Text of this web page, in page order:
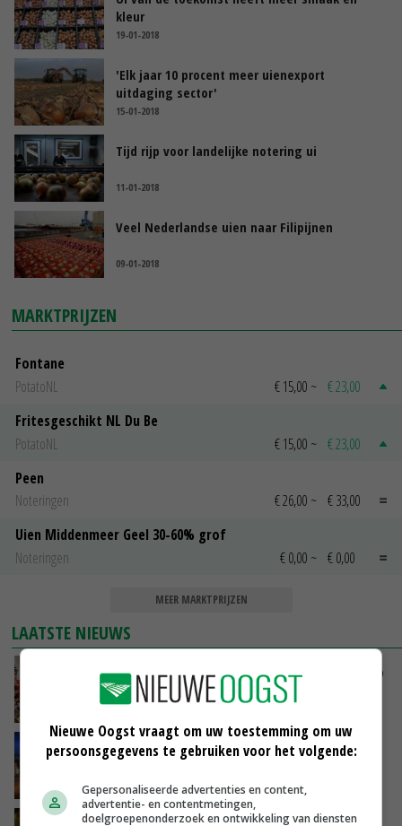
kleur
19-01-2018
'Elk jaar 10 procent meer uienexport
uitdaging sector'
15-01-2018
Tijd rijp voor landelijke notering ui
11-01-2018
Veel Nederlandse uien naar Filipijnen
09-01-2018
MARKTPRIJZEN
Fontane
PotatoNL
€ 15,00 ~ € 23,00
Fritesgeschikt NL Du Be
PotatoNL
€ 15,00 ~ € 23,00
Peen
Noteringen
€ 26,00 ~ € 33,00
Uien Middenmeer Geel 30-60% grof
Noteringen
€ 0,00 ~ € 0,00
MEER MARKTPRIJZEN
LAATSTE NIEUWS
Oorlogen en El Niño stuwen voedselprijzen op
VANDAAG, 15:04
Nettowinst Royal A-ware onder druk ondanks
hogere omzet
VANDAAG, 14:35
Nieuwe Oogst vraagt om uw toestemming om uw
persoonsgegevens te gebruiken voor het volgende:
Gepersonaliseerde advertenties en content,
advertentie- en contentmetingen,
doelgroepenonderzoek en ontwikkeling van diensten